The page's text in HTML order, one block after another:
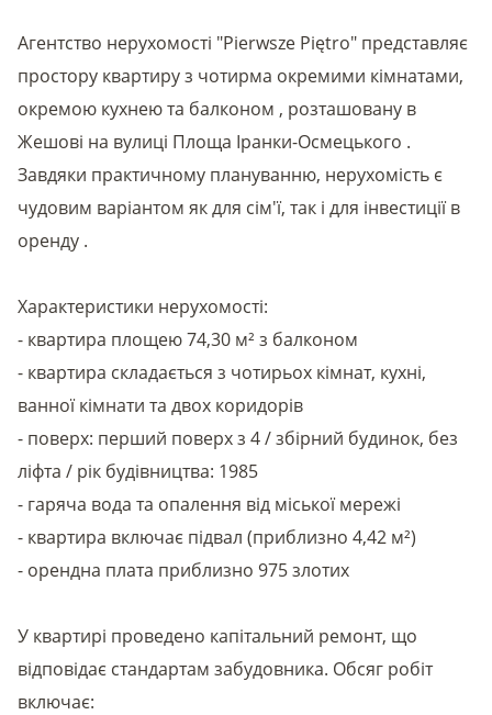
Агентство нерухомості "Pierwsze Piętro" представляє
простору квартиру з чотирма окремими кімнатами,
окремою кухнею та балконом , розташовану в
Жешові на вулиці Площа Іранки-Осмецького .
Завдяки практичному плануванню, нерухомість є
чудовим варіантом як для сім'ї, так і для інвестиції в
оренду .
Характеристики нерухомості:
- квартира площею 74,30 м² з балконом
- квартира складається з чотирьох кімнат, кухні,
ванної кімнати та двох коридорів
- поверх: перший поверх з 4 / збірний будинок, без
ліфта / рік будівництва: 1985
- гаряча вода та опалення від міської мережі
- квартира включає підвал (приблизно 4,42 м²)
- орендна плата приблизно 975 злотих
У квартирі проведено капітальний ремонт, що
відповідає стандартам забудовника. Обсяг робіт
включає: